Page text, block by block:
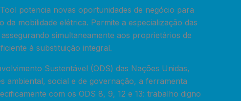
potencia novas oportunidades de negócio para
mobilidade elétrica. Permite a especialização das
simultaneamente aos proprietários de
à substituição integral.
Sustentável (ODS) das Nações Unidas,
ambiental, social e de governação, a ferramenta
com os ODS 8, 9, 12 e 13: trabalho digno